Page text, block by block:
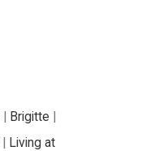
| Brigitte |
| Living at